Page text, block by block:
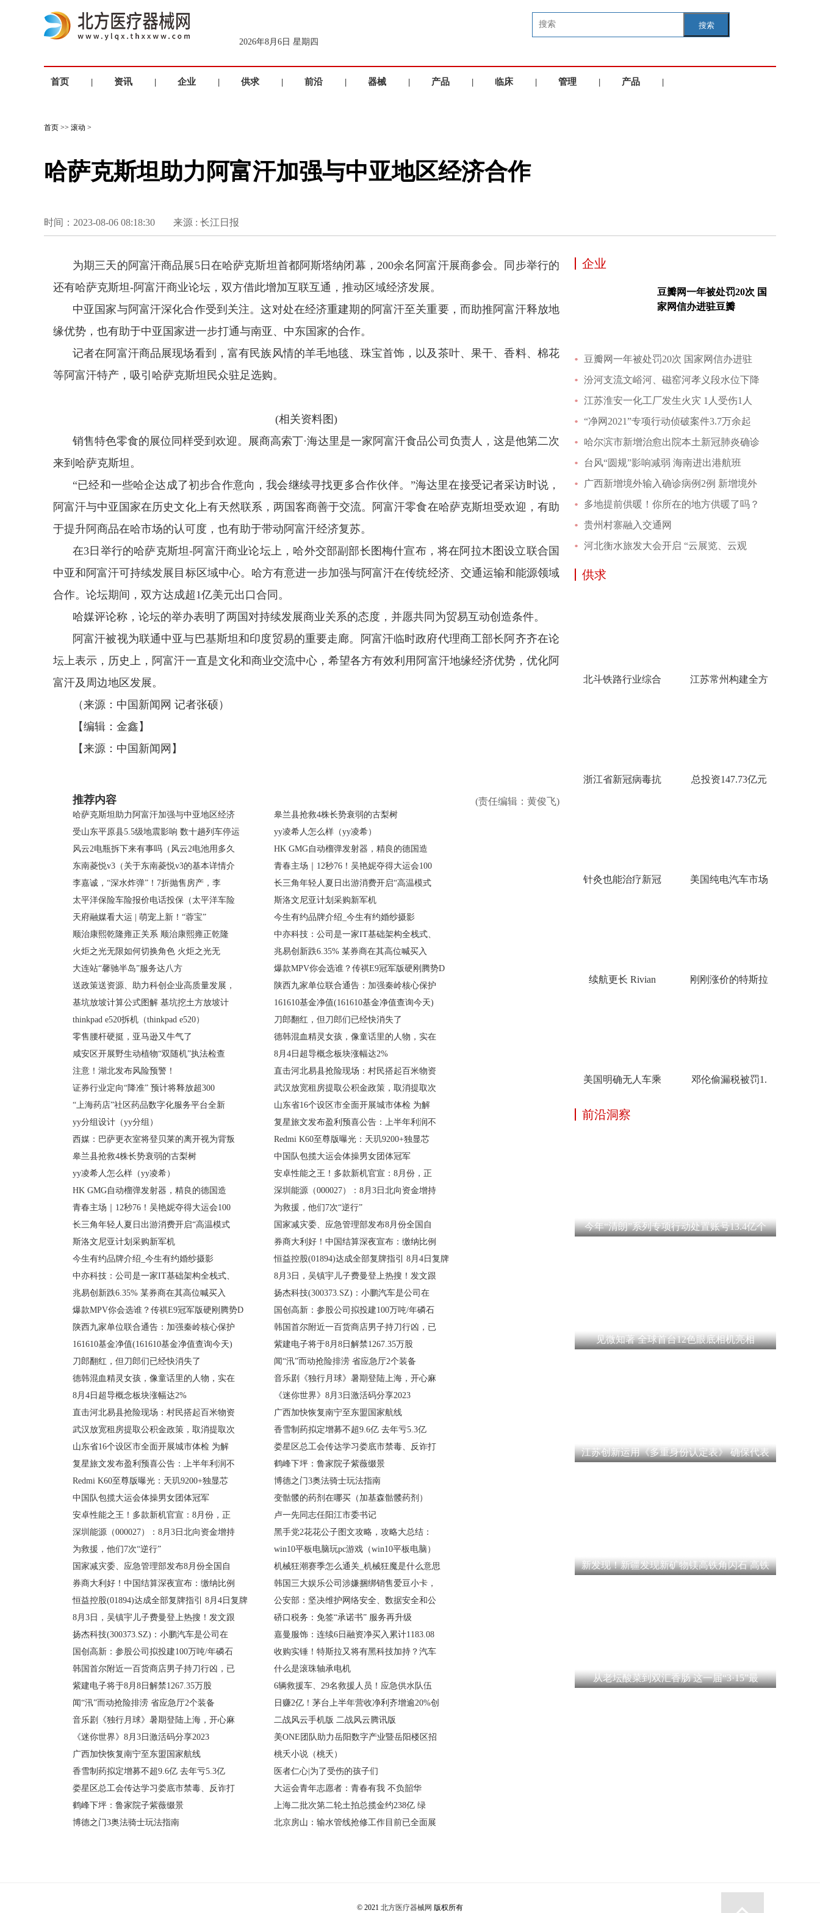
2026年8月6日 星期四
搜索
首页 | 资讯 | 企业 | 供求 | 前沿 | 器械 | 产品 | 临床 | 管理 | 产品 |
首页 >> 滚动 >
哈萨克斯坦助力阿富汗加强与中亚地区经济合作
时间：2023-08-06 08:18:30 来源 : 长江日报
为期三天的阿富汗商品展5日在哈萨克斯坦首都阿斯塔纳闭幕，200余名阿富汗展商参会。同步举行的
还有哈萨克斯坦-阿富汗商业论坛，双方借此增加互联互通，推动区域经济发展。
中亚国家与阿富汗深化合作受到关注。这对处在经济重建期的阿富汗至关重要，而助推阿富汗释放地
缘优势，也有助于中亚国家进一步打通与南亚、中东国家的合作。
记者在阿富汗商品展现场看到，富有民族风情的羊毛地毯、珠宝首饰，以及茶叶、果干、香料、棉花
等阿富汗特产，吸引哈萨克斯坦民众驻足选购。
(相关资料图)
销售特色零食的展位同样受到欢迎。展商高索丁·海达里是一家阿富汗食品公司负责人，这是他第二次
来到哈萨克斯坦。
“已经和一些哈企达成了初步合作意向，我会继续寻找更多合作伙伴。”海达里在接受记者采访时说，
阿富汗与中亚国家在历史文化上有天然联系，两国客商善于交流。阿富汗零食在哈萨克斯坦受欢迎，有助
于提升阿商品在哈市场的认可度，也有助于带动阿富汗经济复苏。
在3日举行的哈萨克斯坦-阿富汗商业论坛上，哈外交部副部长图梅什宣布，将在阿拉木图设立联合国
中亚和阿富汗可持续发展目标区域中心。哈方有意进一步加强与阿富汗在传统经济、交通运输和能源领域
合作。论坛期间，双方达成超1亿美元出口合同。
哈媒评论称，论坛的举办表明了两国对持续发展商业关系的态度，并愿共同为贸易互动创造条件。
阿富汗被视为联通中亚与巴基斯坦和印度贸易的重要走廊。阿富汗临时政府代理商工部长阿齐齐在论
坛上表示，历史上，阿富汗一直是文化和商业交流中心，希望各方有效利用阿富汗地缘经济优势，优化阿
富汗及周边地区发展。
（来源：中国新闻网 记者张硕）
【编辑：金鑫】
【来源：中国新闻网】
(责任编辑：黄俊飞)
推荐内容
哈萨克斯坦助力阿富汗加强与中亚地区经济
受山东平原县5.5级地震影响 数十趟列车停运
风云2电瓶拆下来有事吗（风云2电池用多久
东南菱悦v3（关于东南菱悦v3的基本详情介
李嘉诚，“深水炸弹”！7折抛售房产，李
太平洋保险车险报价电话投保（太平洋车险
天府融媒看大运 | 萌宠上新！“蓉宝”
顺治康熙乾隆雍正关系 顺治康熙雍正乾隆
火炬之光无限如何切换角色 火炬之光无
大连站“馨驰半岛”服务达八方
送政策送资源、助力科创企业高质量发展，
基坑放坡计算公式图解 基坑挖土方放坡计
thinkpad e520拆机（thinkpad e520）
零售腰杆硬挺，亚马逊又牛气了
咸安区开展野生动植物“双随机”执法检查
注意！湖北发布风险预警！
证券行业定向“降准” 预计将释放超300
“上海药店”社区药品数字化服务平台全新
yy分组设计（yy分组）
西媒：巴萨更衣室将登贝莱的离开视为背叛
皋兰县抢救4株长势衰弱的古梨树
yy凌希人怎么样（yy凌希）
HK GMG自动榴弹发射器，精良的德国造
青春主场｜12秒76！吴艳妮夺得大运会100
长三角年轻人夏日出游消费开启“高温模式
斯洛文尼亚计划采购新军机
今生有约品牌介绍_今生有约婚纱摄影
中亦科技：公司是一家IT基础架构全栈式、
兆易创新跌6.35% 某券商在其高位喊买入
爆款MPV你会选谁？传祺E9冠军版硬刚腾势D
陕西九家单位联合通告：加强秦岭核心保护
161610基金净值(161610基金净值查询今天)
刀郎翻红，但刀郎们已经快消失了
德韩混血精灵女孩，像童话里的人物，实在
8月4日超导概念板块涨幅达2%
直击河北易县抢险现场：村民搭起百米物资
武汉放宽租房提取公积金政策，取消提取次
山东省16个设区市全面开展城市体检 为解
复星旅文发布盈利预喜公告：上半年利润不
Redmi K60至尊版曝光：天玑9200+独显芯
中国队包揽大运会体操男女团体冠军
安卓性能之王！多款新机官宣：8月份，正
深圳能源（000027）：8月3日北向资金增持
为救援，他们7次“逆行”
国家减灾委、应急管理部发布8月份全国自
券商大利好！中国结算深夜宣布：缴纳比例
恒益控股(01894)达成全部复牌指引 8月4日复牌
8月3日，吴镇宇儿子费曼登上热搜！发文跟
扬杰科技(300373.SZ)：小鹏汽车是公司在
国创高新：参股公司拟投建100万吨/年磷石
韩国首尔附近一百货商店男子持刀行凶，已
紫建电子将于8月8日解禁1267.35万股
闻“汛”而动抢险排涝 省应急厅2个装备
音乐剧《独行月球》暑期登陆上海，开心麻
《迷你世界》8月3日激活码分享2023
广西加快恢复南宁至东盟国家航线
香雪制药拟定增募不超9.6亿 去年亏5.3亿
娄星区总工会传达学习娄底市禁毒、反诈打
鹤峰下坪：鲁家院子紫薇缀景
博德之门3奥法骑士玩法指南
皋兰县抢救4株长势衰弱的古梨树
yy凌希人怎么样（yy凌希）
HK GMG自动榴弹发射器，精良的德国造
青春主场｜12秒76！吴艳妮夺得大运会100
长三角年轻人夏日出游消费开启“高温模式
斯洛文尼亚计划采购新军机
今生有约品牌介绍_今生有约婚纱摄影
中亦科技：公司是一家IT基础架构全栈式、
兆易创新跌6.35% 某券商在其高位喊买入
爆款MPV你会选谁？传祺E9冠军版硬刚腾势D
陕西九家单位联合通告：加强秦岭核心保护
161610基金净值(161610基金净值查询今天)
刀郎翻红，但刀郎们已经快消失了
德韩混血精灵女孩，像童话里的人物，实在
8月4日超导概念板块涨幅达2%
直击河北易县抢险现场：村民搭起百米物资
武汉放宽租房提取公积金政策，取消提取次
山东省16个设区市全面开展城市体检 为解
复星旅文发布盈利预喜公告：上半年利润不
Redmi K60至尊版曝光：天玑9200+独显芯
中国队包揽大运会体操男女团体冠军
安卓性能之王！多款新机官宣：8月份，正
深圳能源（000027）：8月3日北向资金增持
为救援，他们7次“逆行”
国家减灾委、应急管理部发布8月份全国自
券商大利好！中国结算深夜宣布：缴纳比例
恒益控股(01894)达成全部复牌指引 8月4日复牌
8月3日，吴镇宇儿子费曼登上热搜！发文跟
扬杰科技(300373.SZ)：小鹏汽车是公司在
国创高新：参股公司拟投建100万吨/年磷石
韩国首尔附近一百货商店男子持刀行凶，已
紫建电子将于8月8日解禁1267.35万股
闻“汛”而动抢险排涝 省应急厅2个装备
音乐剧《独行月球》暑期登陆上海，开心麻
《迷你世界》8月3日激活码分享2023
广西加快恢复南宁至东盟国家航线
香雪制药拟定增募不超9.6亿 去年亏5.3亿
娄星区总工会传达学习娄底市禁毒、反诈打
鹤峰下坪：鲁家院子紫薇缀景
博德之门3奥法骑士玩法指南
变骷髅的药剂在哪买（加基森骷髅药剂）
卢一先同志任阳江市委书记
黑手党2花花公子图文攻略，攻略大总结：
win10平板电脑玩pc游戏（win10平板电脑）
机械狂潮赛季怎么通关_机械狂魔是什么意思
韩国三大娱乐公司涉嫌捆绑销售爱豆小卡，
公安部：坚决维护网络安全、数据安全和公
硚口税务：免签“承诺书” 服务再升级
嘉曼服饰：连续6日融资净买入累计1183.08
收购实锤！特斯拉又将有黑科技加持？汽车
什么是滚珠轴承电机
6辆救援车、29名救援人员！应急供水队伍
日赚2亿！茅台上半年营收净利齐增逾20%创
二战风云手机版 二战风云腾讯版
美ONE团队助力岳阳数字产业暨岳阳楼区招
桃夭小说（桃夭）
医者仁心|为了受伤的孩子们
大运会青年志愿者：青春有我 不负韶华
上海二批次第二轮土拍总揽金约238亿 绿
北京房山：输水管线抢修工作目前已全面展
企业
豆瓣网一年被处罚20次 国
家网信办进驻豆瓣
豆瓣网一年被处罚20次 国家网信办进驻
汾河支流文峪河、磁窑河孝义段水位下降
江苏淮安一化工厂发生火灾 1人受伤1人
“净网2021”专项行动侦破案件3.7万余起
哈尔滨市新增治愈出院本土新冠肺炎确诊
台风“圆规”影响减弱 海南进出港航班
广西新增境外输入确诊病例2例 新增境外
多地提前供暖！你所在的地方供暖了吗？
贵州村寨融入交通网
河北衡水旅发大会开启 “云展览、云观
供求
北斗铁路行业综合 江苏常州构建全方
浙江省新冠病毒抗 总投资147.73亿元
针灸也能治疗新冠 美国纯电汽车市场
续航更长 Rivian 刚刚涨价的特斯拉
美国明确无人车乘 邓伦偷漏税被罚1.
前沿洞察
今年“清朗”系列专项行动处置账号13.4亿个
见微知著 全球首台12色眼底相机亮相
江苏创新运用《多重身份认定表》 确保代表
新发现！新疆发现新矿物镁高铁角闪石 高铁
从老坛酸菜到双汇香肠 这一届“3·15”最
© 2021 北方医疗器械网 版权所有